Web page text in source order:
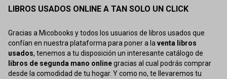
LIBROS USADOS ONLINE A TAN SOLO UN CLICK
Gracias a Micobooks y todos los usuarios de libros usados que
confían en nuestra plataforma para poner a laventa libros
usados, tenemos a tu disposición un interesante catálogo de
libros de segunda mano onlinegracias al cual podrás comprar
desde la comodidad de tu hogar. Y como no, te llevaremos tu